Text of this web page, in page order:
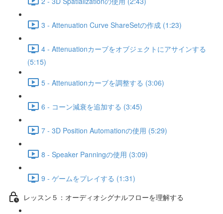
3 - Attenuation Curve ShareSetの作成 (1:23)
4 - Attenuationカーブをオブジェクトにアサインする
(5:15)
5 - Attenuationカーブを調整する (3:06)
6 - コーン減衰を追加する (3:45)
7 - 3D Position Automationの使用 (5:29)
8 - Speaker Panningの使用 (3:09)
9 - ゲームをプレイする (1:31)
レッスン５：オーディオシグナルフローを理解する